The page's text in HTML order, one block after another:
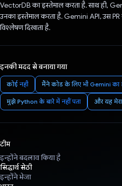
VectorDB का इस्तेमाल करता है. साथ ही,
उनका इस्तेमाल करता है. Gemini API, उस
विश्लेषण दिखाता है.
इनकी मदद से बनाया गया
कोई नहीं मैंने कोड के लिए भी Gemini का
मुझे Python के बारे में नहीं पता और यह
टीम
इन्होंने बदलाव किया है
सिद्धार्थ सेठी
इन्होंने भेजा